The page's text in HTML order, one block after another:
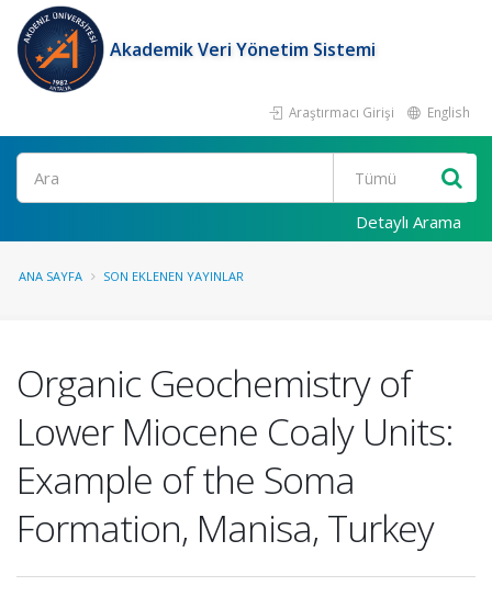
Akademik Veri Yönetim Sistemi
Araştırmacı Girişi English
Ara
Detaylı Arama
ANA SAYFA SON EKLENEN YAYINLAR
Organic Geochemistry of
Lower Miocene Coaly Units:
Example of the Soma
Formation, Manisa, Turkey